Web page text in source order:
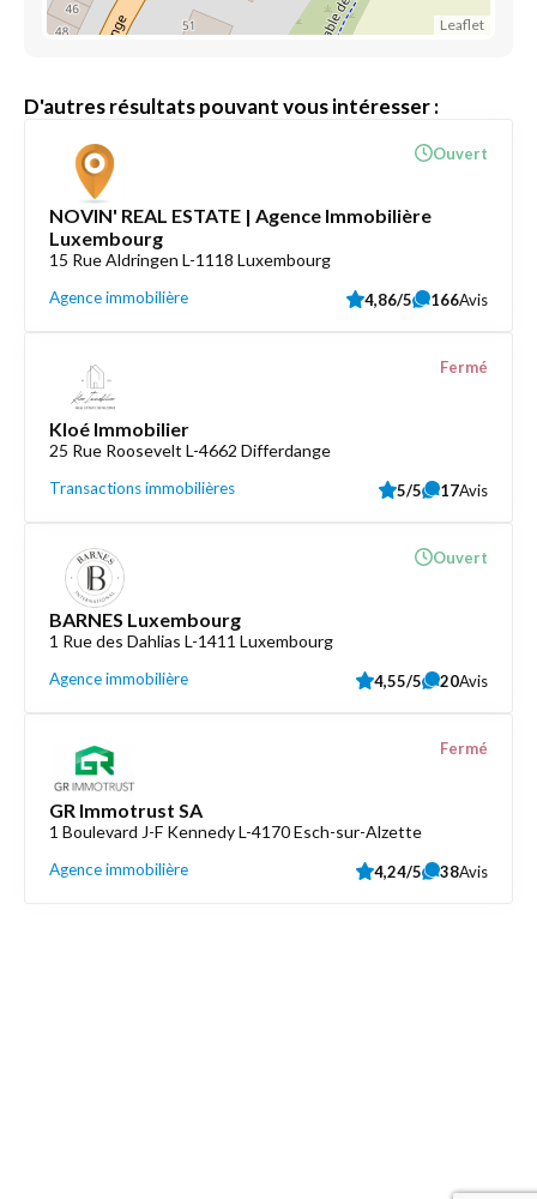
Leaflet
D'autres résultats pouvant vous intéresser :
NOVIN' REAL ESTATE | Agence Immobilière
Luxembourg
15 Rue Aldringen L-1118 Luxembourg
Agence immobilière
Ouvert
4,86/5 166Avis
Kloé Immobilier
25 Rue Roosevelt L-4662 Differdange
Transactions immobilières
Fermé
5/5 17Avis
BARNES Luxembourg
1 Rue des Dahlias L-1411 Luxembourg
Agence immobilière
Ouvert
4,55/5 20Avis
GR Immotrust SA
1 Boulevard J-F Kennedy L-4170 Esch-sur-Alzette
Agence immobilière
Fermé
4,24/5 38Avis